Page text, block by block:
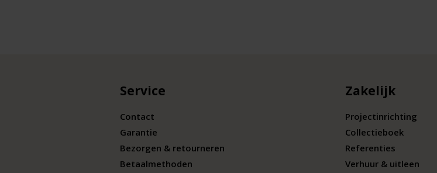
Service
Contact
Garantie
Bezorgen & retourneren
Betaalmethoden
Zakelijk
Projectinrichting
Collectieboek
Referenties
Verhuur & uitleen